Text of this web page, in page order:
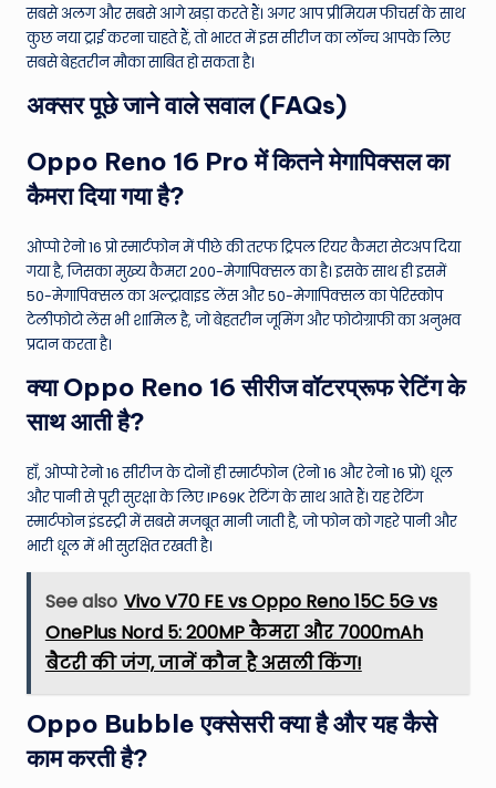
सबसे अलग और सबसे आगे खड़ा करते हैं। अगर आप प्रीमियम फीचर्स के साथ
कुछ नया ट्राई करना चाहते हैं, तो भारत में इस सीरीज का लॉन्च आपके लिए
सबसे बेहतरीन मौका साबित हो सकता है।
अक्सर पूछे जाने वाले सवाल (FAQs)
Oppo Reno 16 Pro में कितने मेगापिक्सल का
कैमरा दिया गया है?
ओप्पो रेनो 16 प्रो स्मार्टफोन में पीछे की तरफ ट्रिपल रियर कैमरा सेटअप दिया
गया है, जिसका मुख्य कैमरा 200-मेगापिक्सल का है। इसके साथ ही इसमें
50-मेगापिक्सल का अल्ट्रावाइड लेंस और 50-मेगापिक्सल का पेरिस्कोप
टेलीफोटो लेंस भी शामिल है, जो बेहतरीन जूमिंग और फोटोग्राफी का अनुभव
प्रदान करता है।
क्या Oppo Reno 16 सीरीज वॉटरप्रूफ रेटिंग के
साथ आती है?
हाँ, ओप्पो रेनो 16 सीरीज के दोनों ही स्मार्टफोन (रेनो 16 और रेनो 16 प्रो) धूल
और पानी से पूरी सुरक्षा के लिए IP69K रेटिंग के साथ आते हैं। यह रेटिंग
स्मार्टफोन इंडस्ट्री में सबसे मजबूत मानी जाती है, जो फोन को गहरे पानी और
भारी धूल में भी सुरक्षित रखती है।
See also Vivo V70 FE vs Oppo Reno 15C 5G vs
OnePlus Nord 5: 200MP कैमरा और 7000mAh
बैटरी की जंग, जानें कौन है असली किंग!
Oppo Bubble एक्सेसरी क्या है और यह कैसे
काम करती है?